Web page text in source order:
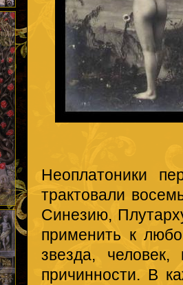
Неоплатоники
трактовали
Синезию,
применить к
звезда, человек,
причинности. В